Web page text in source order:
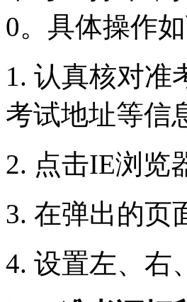
0。具体操作如
1. 认真核对准
考试地址等信
2. 点击IE浏览
3. 在弹出的页
4. 设置左、右